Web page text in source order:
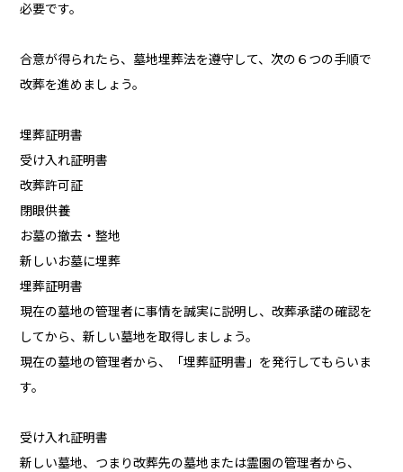
必要です。
合意が得られたら、墓地埋葬法を遵守して、次の６つの手順で
改葬を進めましょう。
埋葬証明書
受け入れ証明書
改葬許可証
閉眼供養
お墓の撤去・整地
新しいお墓に埋葬
埋葬証明書
現在の墓地の管理者に事情を誠実に説明し、改葬承諾の確認を
してから、新しい墓地を取得しましょう。
現在の墓地の管理者から、「埋葬証明書」を発行してもらいま
す。
受け入れ証明書
新しい墓地、つまり改葬先の墓地または霊園の管理者から、